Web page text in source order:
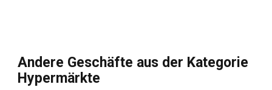
Andere Geschäfte aus der Kategorie
Hypermärkte